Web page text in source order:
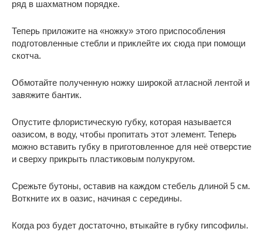
ряд в шахматном порядке.
Теперь приложите на «ножку» этого приспособления
подготовленные стебли и приклейте их сюда при помощи
скотча.
Обмотайте полученную ножку широкой атласной лентой и
завяжите бантик.
Опустите флористическую губку, которая называется
оазисом, в воду, чтобы пропитать этот элемент. Теперь
можно вставить губку в приготовленное для неё отверстие
и сверху прикрыть пластиковым полукругом.
Срежьте бутоны, оставив на каждом стебель длиной 5 см.
Воткните их в оазис, начиная с середины.
Когда роз будет достаточно, втыкайте в губку гипсофилы.